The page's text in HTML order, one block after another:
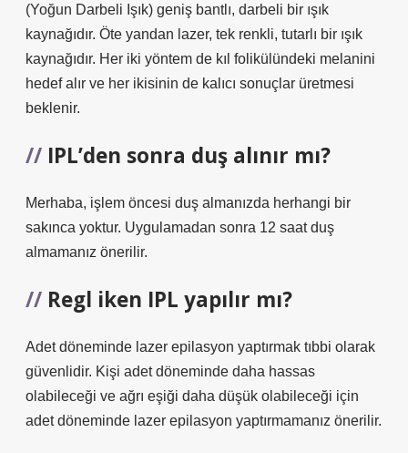
(Yoğun Darbeli Işık) geniş bantlı, darbeli bir ışık
kaynağıdır. Öte yandan lazer, tek renkli, tutarlı bir ışık
kaynağıdır. Her iki yöntem de kıl folikülündeki melanini
hedef alır ve her ikisinin de kalıcı sonuçlar üretmesi
beklenir.
IPL’den sonra duş alınır mı?
Merhaba, işlem öncesi duş almanızda herhangi bir
sakınca yoktur. Uygulamadan sonra 12 saat duş
almamanız önerilir.
Regl iken IPL yapılır mı?
Adet döneminde lazer epilasyon yaptırmak tıbbi olarak
güvenlidir. Kişi adet döneminde daha hassas
olabileceği ve ağrı eşiği daha düşük olabileceği için
adet döneminde lazer epilasyon yaptırmamanız önerilir.